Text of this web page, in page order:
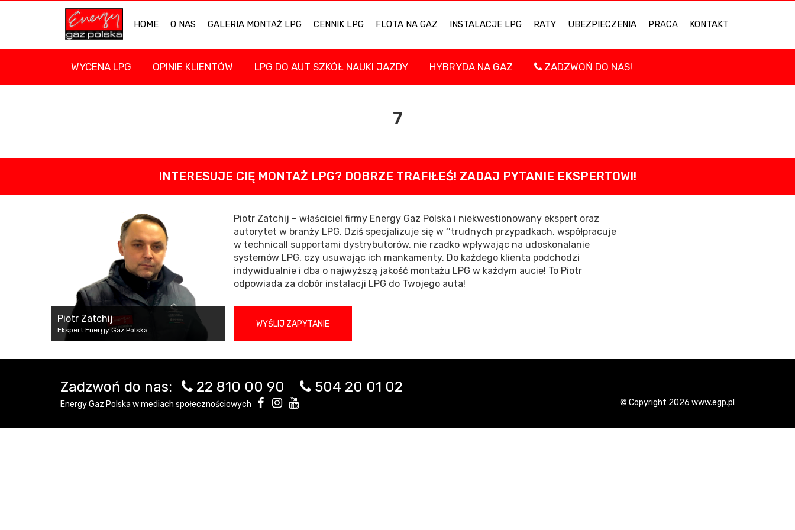
HOME O NAS GALERIA MONTAŻ LPG CENNIK LPG FLOTA NA GAZ INSTALACJE LPG RATY UBEZPIECZENIA PRACA KONTAKT
WYCENA LPG OPINIE KLIENTÓW LPG DO AUT SZKÓŁ NAUKI JAZDY HYBRYDA NA GAZ ZADZWOŃ DO NAS!
7
INTERESUJE CIĘ MONTAŻ LPG? DOBRZE TRAFIŁEŚ! ZADAJ PYTANIE EKSPERTOWI!
Piotr Zatchij
Ekspert Energy Gaz Polska
Piotr Zatchij – właściciel firmy Energy Gaz Polska i niekwestionowany ekspert oraz
autorytet w branży LPG. Dziś specjalizuje się w ‘’trudnych przypadkach, współpracuje
w technicall supportami dystrybutorów, nie rzadko wpływając na udoskonalanie
systemów LPG, czy usuwając ich mankamenty. Do każdego klienta podchodzi
indywidualnie i dba o najwyższą jakość montażu LPG w każdym aucie! To Piotr
odpowiada za dobór instalacji LPG do Twojego auta!
WYŚLIJ ZAPYTANIE
Zadzwoń do nas: 22 810 00 90 504 20 01 02
Energy Gaz Polska w mediach społecznościowych © Copyright 2026 www.egp.pl